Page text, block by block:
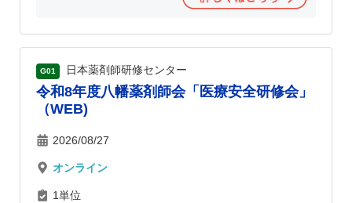
G01 日本薬剤師研修センター
令和8年度八幡薬剤師会「医療安全研修会」
（WEB)
2026/08/27
オンライン
1単位